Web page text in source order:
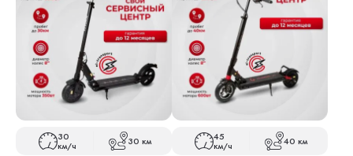
30
км/ч 30 км 45
км/ч 40 км